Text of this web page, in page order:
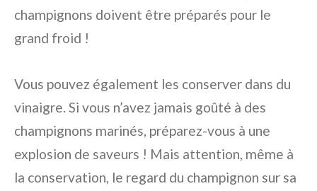
champignons doivent être préparés pour le
grand froid !
Vous pouvez également les conserver dans du
vinaigre. Si vous n’avez jamais goûté à des
champignons marinés, préparez-vous à une
explosion de saveurs ! Mais attention, même à
la conservation, le regard du champignon sur sa